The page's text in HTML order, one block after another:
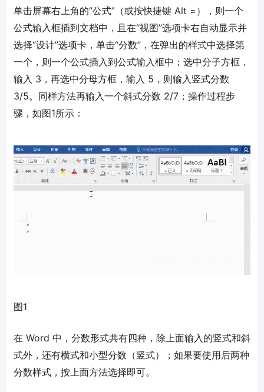
单击屏幕右上角的“公式”（或按快捷键 Alt =），则一个
公式输入框插到文档中，且在“视图”选项卡右自动显示并
选择“设计”选项卡，单击“分数”，在弹出的样式中选择第
一个，则一个公式插入到公式输入框中；选中分子方框，
输入 3，再选中分母方框，输入 5，则输入竖式分数
3/5。同样方法再输入一个斜式分数 2/7；操作过程步
骤，如图1所示：
图1
在 Word 中，分数形式共有四种，除上面输入的竖式和斜
式外，还有横式和小型分数（竖式）；如果要使用后两种
分数样式，按上面方法选择即可。